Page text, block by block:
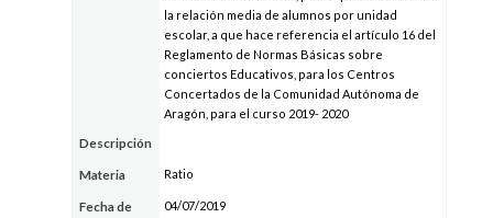
la relación media de alumnos por unidad
escolar, a que hace referencia el artículo 16 del
Reglamento de Normas Básicas sobre
conciertos Educativos, para los Centros
Concertados de la Comunidad Autónoma de
Aragón, para el curso 2019- 2020
Descripción
Materia Ratio
Fecha de
04/07/2019